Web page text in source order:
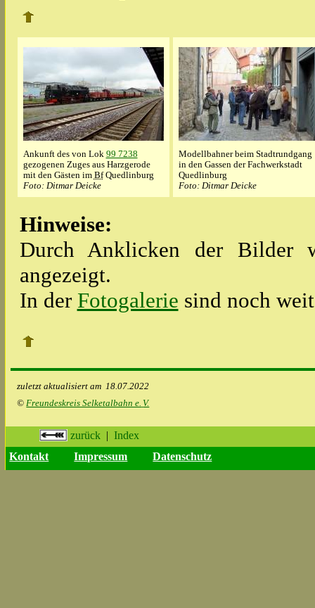
Ankunft des von Lok 99 7238
gezogenen Zuges aus Harzgerode
mit den Gästen im BfQuedlinburg
Foto: Ditmar Deicke
Modellbahner beim Stadtrundgang
in den Gassen der Fachwerkstadt
Quedlinburg
Foto: Ditmar Deicke
Hinweise:
Durch Anklicken der Bilder
angezeigt.
In der Fotogalerie sind noch
zuletzt aktualisiert am 18.07.2022
© Freundeskreis Selketalbahn e. V.
zurück |Index
Kontakt
Impressum Datenschutz